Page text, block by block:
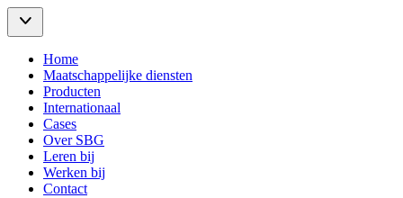
Home
Maatschappelijke diensten
Producten
Internationaal
Cases
Over SBG
Leren bij
Werken bij
Contact